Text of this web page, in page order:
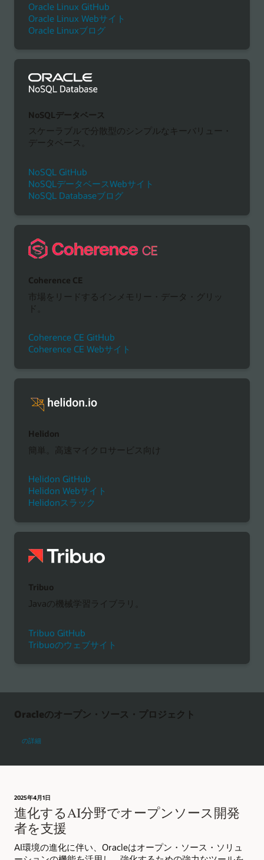
Oracle Linux GitHub
Oracle Linux Webサイト
Oracle Linuxブログ
NoSQLデータベース
スケーラブルで分散型のシンプルなキーバリュー・
データベース。
NoSQL GitHub
NoSQLデータベースWebサイト
NoSQL Databaseブログ
Coherence CE
市場をリードするインメモリー・データ・グリッ
ド。
Coherence CE GitHub
Coherence CE Webサイト
Helidon
簡単。高速マイクロサービス向け
Helidon GitHub
Helidon Webサイト
Helidonスラック
Tribuo
Javaの機械学習ライブラリ。
Tribuo GitHub
Tribuoのウェブサイト
Oracleのオープン・ソース・プロジェクト
の詳細
2025年4月1日
進化するAI分野でオープンソース開発
者を支援
AI環境の進化に伴い、Oracleはオープン・ソース・ソリュ